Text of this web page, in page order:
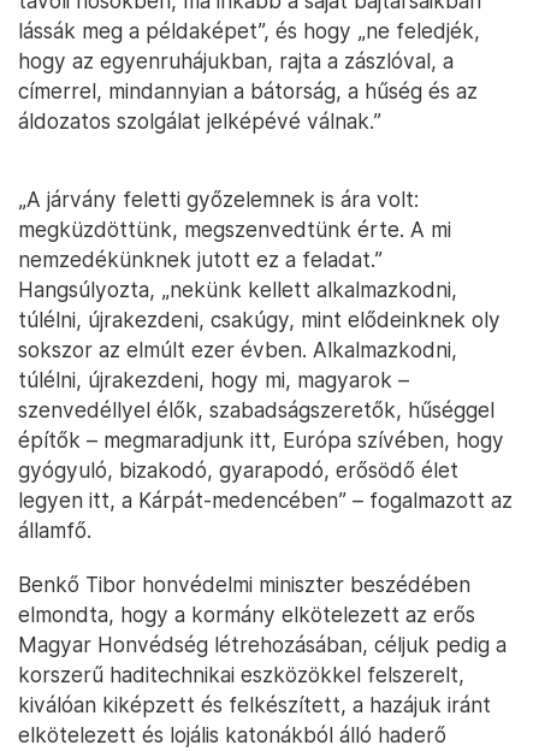
lássák meg a példaképet”, és hogy „ne feledjék,
hogy az egyenruhájukban, rajta a zászlóval, a
címerrel, mindannyian a bátorság, a hűség és az
áldozatos szolgálat jelképévé válnak.”
„A járvány feletti győzelemnek is ára volt:
megküzdöttünk, megszenvedtünk érte. A mi
nemzedékünknek jutott ez a feladat.”
Hangsúlyozta, „nekünk kellett alkalmazkodni,
túlélni, újrakezdeni, csakúgy, mint elődeinknek oly
sokszor az elmúlt ezer évben. Alkalmazkodni,
túlélni, újrakezdeni, hogy mi, magyarok –
szenvedéllyel élők, szabadságszeretők, hűséggel
építők – megmaradjunk itt, Európa szívében, hogy
gyógyuló, bizakodó, gyarapodó, erősödő élet
legyen itt, a Kárpát-medencében” – fogalmazott az
államfő.
Benkő Tibor honvédelmi miniszter beszédében
elmondta, hogy a kormány elkötelezett az erős
Magyar Honvédség létrehozásában, céljuk pedig a
korszerű haditechnikai eszközökkel felszerelt,
kiválóan kiképzett és felkészített, a hazájuk iránt
elkötelezett és lojális katonákból álló haderő